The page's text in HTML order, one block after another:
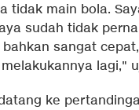
tidak main bola.
sudah tidak
sangat
lagi,"
ke